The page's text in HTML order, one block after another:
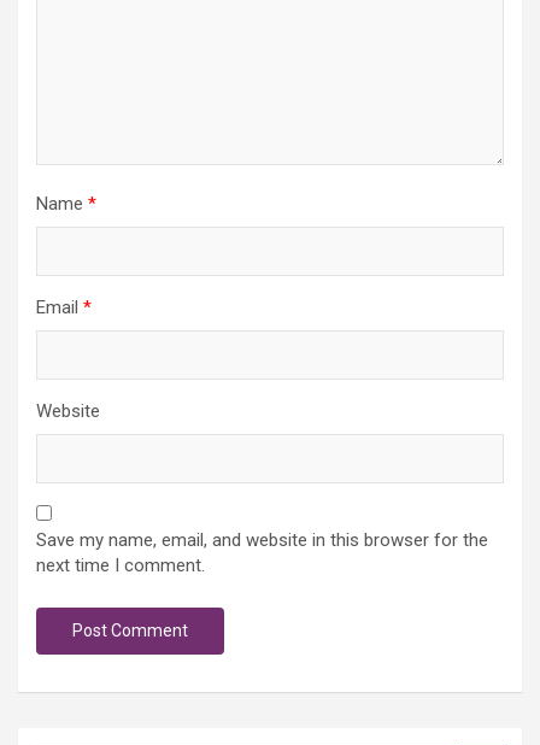
Name *
Email *
Website
Save my name, email, and website in this browser for the
next time I comment.